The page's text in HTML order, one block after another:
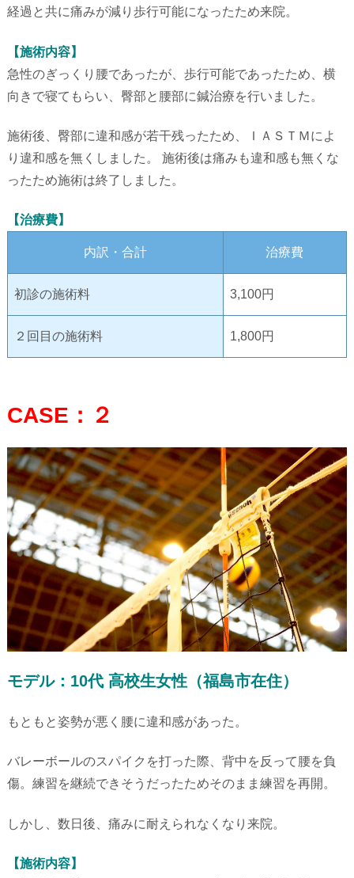
経過と共に痛みが減り歩行可能になったため来院。
【施術内容】
急性のぎっくり腰であったが、歩行可能であったため、横
向きで寝てもらい、臀部と腰部に鍼治療を行いました。
施術後、臀部に違和感が若干残ったため、ＩＡＳＴＭによ
り違和感を無くしました。 施術後は痛みも違和感も無くな
ったため施術は終了しました。
【治療費】
内訳・合計 治療費
初診の施術料 3,100円
２回目の施術料 1,800円
CASE：２
モデル：10代 高校生女性（福島市在住）
もともと姿勢が悪く腰に違和感があった。
バレーボールのスパイクを打った際、背中を反って腰を負
傷。練習を継続できそうだったためそのまま練習を再開。
しかし、数日後、痛みに耐えられなくなり来院。
【施術内容】